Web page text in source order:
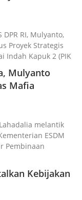
DPR RI, Mulyanto,
Proyek Strategis
Indah Kapuk 2 (PIK
Mulyanto
Mafia
melantik
ESDM
Pembinaan
Kebijakan